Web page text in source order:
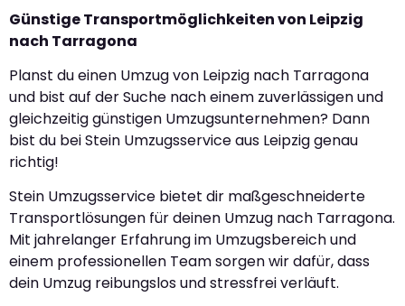
Günstige Transportmöglichkeiten von Leipzig
nach Tarragona
Planst du einen Umzug von Leipzig nach Tarragona
und bist auf der Suche nach einem zuverlässigen und
gleichzeitig günstigen Umzugsunternehmen? Dann
bist du bei Stein Umzugsservice aus Leipzig genau
richtig!
Stein Umzugsservice bietet dir maßgeschneiderte
Transportlösungen für deinen Umzug nach Tarragona.
Mit jahrelanger Erfahrung im Umzugsbereich und
einem professionellen Team sorgen wir dafür, dass
dein Umzug reibungslos und stressfrei verläuft.